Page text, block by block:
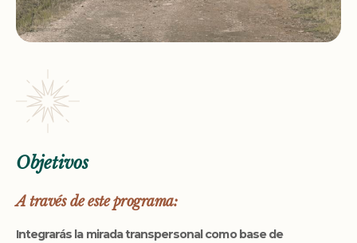
Objetivos
A través de este programa:
Integrarás la mirada transpersonal como base de